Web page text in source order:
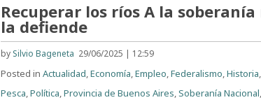
Recuperar los ríos A la soberanía
la defiende
by Silvio Bageneta 29/06/2025 | 12:59
Posted inActualidad,Economía,Empleo,Federalismo,Historia
Pesca,Política,Provincia de Buenos Aires,Soberanía Nacional